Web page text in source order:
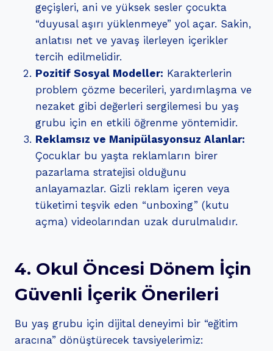
geçişleri, ani ve yüksek sesler çocukta
“duyusal aşırı yüklenmeye” yol açar. Sakin,
anlatısı net ve yavaş ilerleyen içerikler
tercih edilmelidir.
Pozitif Sosyal Modeller: Karakterlerin
problem çözme becerileri, yardımlaşma ve
nezaket gibi değerleri sergilemesi bu yaş
grubu için en etkili öğrenme yöntemidir.
Reklamsız ve Manipülasyonsuz Alanlar:
Çocuklar bu yaşta reklamların birer
pazarlama stratejisi olduğunu
anlayamazlar. Gizli reklam içeren veya
tüketimi teşvik eden “unboxing” (kutu
açma) videolarından uzak durulmalıdır.
4. Okul Öncesi Dönem İçin
Güvenli İçerik Önerileri
Bu yaş grubu için dijital deneyimi bir “eğitim
aracına” dönüştürecek tavsiyelerimiz: